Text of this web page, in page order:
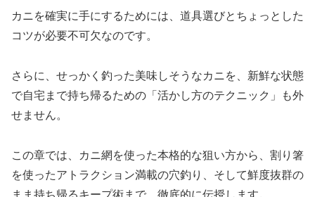
カニを確実に手にするためには、道具選びとちょっとした
コツが必要不可欠なのです。
さらに、せっかく釣った美味しそうなカニを、新鮮な状態
で自宅まで持ち帰るための「活かし方のテクニック」も外
せません。
この章では、カニ網を使った本格的な狙い方から、割り箸
を使ったアトラクション満載の穴釣り、そして鮮度抜群の
まま持ち帰るキープ術まで、徹底的に伝授します。